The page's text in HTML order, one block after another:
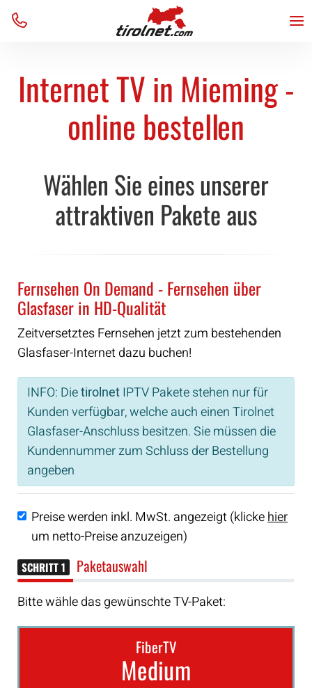
Menu
TV
Verfügbarkeit
Support
TV
Verfügbarkeit
Support
Über uns
Team
AGB
Blog
Internet TV in Mieming -
online bestellen
Wählen Sie eines unserer
attraktiven Pakete aus
Fernsehen On Demand - Fernsehen über
Glasfaser in HD-Qualität
Zeitversetztes Fernsehen jetzt zum bestehenden
Glasfaser-Internet dazu buchen!
INFO: DietirolnetIPTV Pakete stehen nur für
Kunden verfügbar, welche auch einen Tirolnet
Glasfaser-Anschluss besitzen. Sie müssen die
Kundennummer zum Schluss der Bestellung
angeben
Preise werden inkl. MwSt. angezeigt (klickehier
um netto-Preise anzuzeigen)
SCHRITT 1 Paketauswahl
Bitte wähle das gewünschte TV-Paket:
FiberTV
Medium